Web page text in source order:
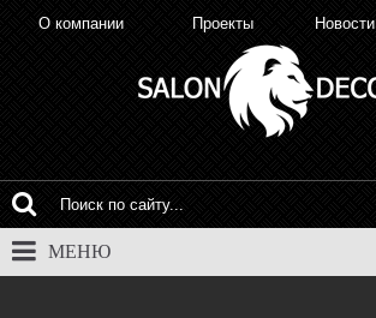
О компании Проекты Новости
МЕНЮ